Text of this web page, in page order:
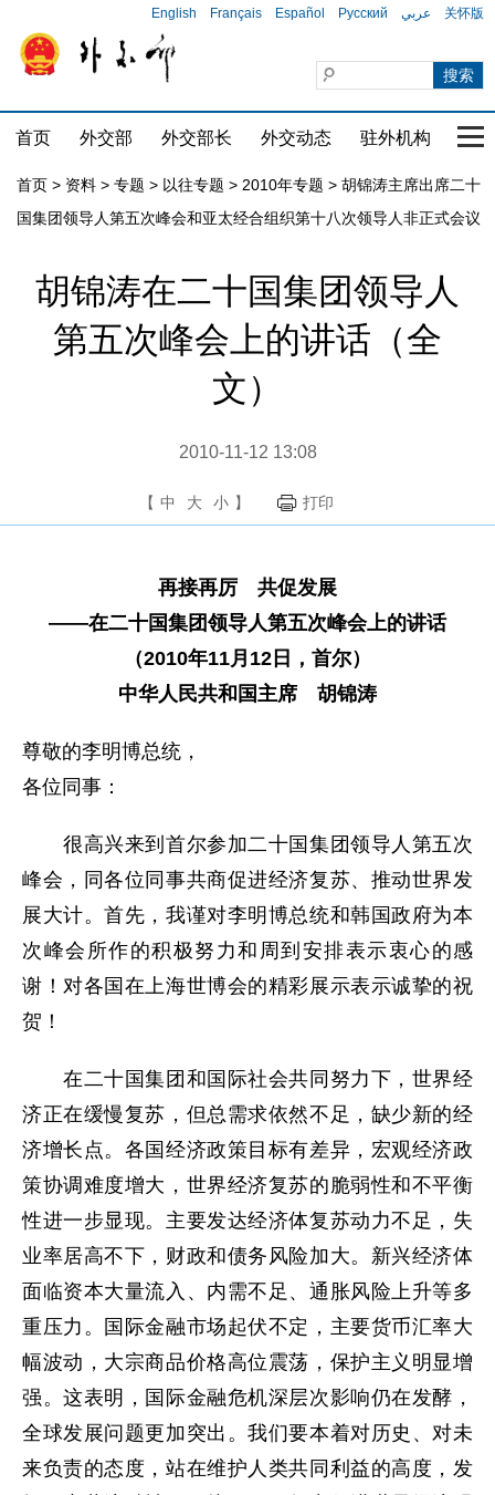
English Français Español Русский عربي 关怀版
首页 外交部 外交部长 外交动态 驻外机构 国
首页 > 资料 > 专题 > 以往专题 > 2010年专题 > 胡锦涛主席出席二十
国集团领导人第五次峰会和亚太经合组织第十八次领导人非正式会议
胡锦涛在二十国集团领导人
第五次峰会上的讲话（全
文）
2010-11-12 13:08
【 中 大 小 】 打印
再接再厉 共促发展
——在二十国集团领导人第五次峰会上的讲话
（2010年11月12日，首尔）
中华人民共和国主席 胡锦涛
尊敬的李明博总统，
各位同事：
很高兴来到首尔参加二十国集团领导人第五次
峰会，同各位同事共商促进经济复苏、推动世界发
展大计。首先，我谨对李明博总统和韩国政府为本
次峰会所作的积极努力和周到安排表示衷心的感
谢！对各国在上海世博会的精彩展示表示诚挚的祝
贺！
在二十国集团和国际社会共同努力下，世界经
济正在缓慢复苏，但总需求依然不足，缺少新的经
济增长点。各国经济政策目标有差异，宏观经济政
策协调难度增大，世界经济复苏的脆弱性和不平衡
性进一步显现。主要发达经济体复苏动力不足，失
业率居高不下，财政和债务风险加大。新兴经济体
面临资本大量流入、内需不足、通胀风险上升等多
重压力。国际金融市场起伏不定，主要货币汇率大
幅波动，大宗商品价格高位震荡，保护主义明显增
强。这表明，国际金融危机深层次影响仍在发酵，
全球发展问题更加突出。我们要本着对历史、对未
来负责的态度，站在维护人类共同利益的高度，发